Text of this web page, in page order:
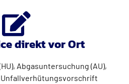
direkt vor Ort
Abgasuntersuchung (AU),
Unfallverhütungsvorschrift